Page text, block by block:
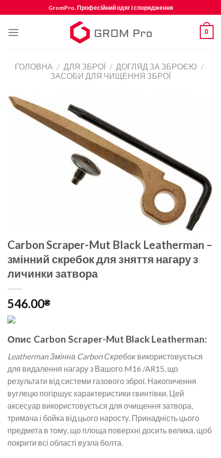
to
content
GromPro. Професійний одяг і спорядження
0
ГОЛОВНА / ДЛЯ ЗБРОЇ / ДОГЛЯД ЗА ЗБРОЄЮ /
ЗАСОБИ ДЛЯ ЧИЩЕННЯ ЗБРОЇ
Carbon Scraper-Mut Black Leatherman –
змінний скребок для зняття нагару з
личинки затвора
546.00₴
Опис Carbon Scraper-Mut Black Leatherman:
Leatherman Змінна Carbon Скребок використовується
для видалення нагару з Вашого M16 /AR15, що
результати від системи газового зброї. Накопичення
вуглецю погіршує характеристики гвинтівки. Цей
аксесуар використовується для очищення затвора,
тримача і бойка від цього наросту. Принадність цього
предмета в тому, що площа поверхні досить велика, щоб
покрити всі області вузла болта.